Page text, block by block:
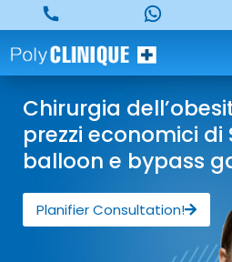
Chirurgia
prezzi economici di
balloon e bypass
Planifier Consultation!